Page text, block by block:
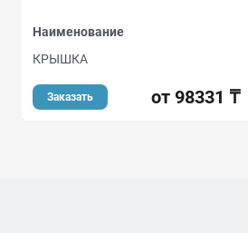
Наименование
КРЫШКА
Заказать от 98331 ₸